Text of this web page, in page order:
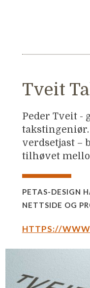
Tveit
Peder Tveit -
verdsetjast –
tilhøvet
PETAS-DESIGN
NETTSIDE OG
HTTPS://